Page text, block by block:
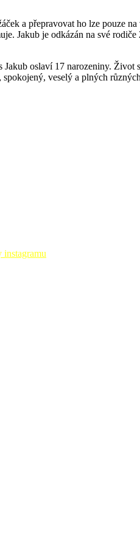
a přepravovat ho lze pouze
Jakub je odkázán na své
oslaví 17 narozeniny.
veselý a plných